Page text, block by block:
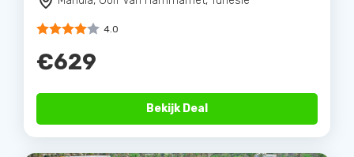
4.0
€629
Bekijk Deal